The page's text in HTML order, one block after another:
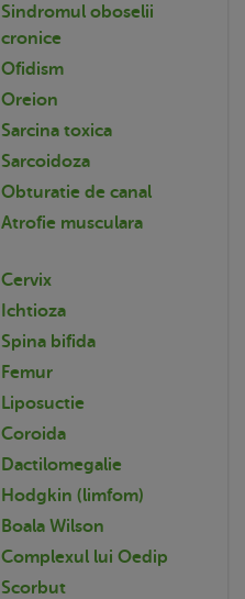
Sindromul oboselii
cronice
Ofidism
Oreion
Sarcina toxica
Sarcoidoza
Obturatie de canal
Atrofie musculara
Cervix
Ichtioza
Spina bifida
Femur
Liposuctie
Coroida
Dactilomegalie
Hodgkin (limfom)
Boala Wilson
Complexul lui Oedip
Scorbut